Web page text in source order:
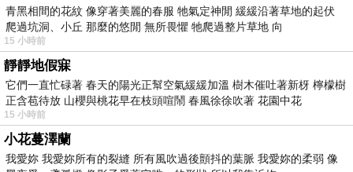
青黑相間的花紋 像穿著美麗的春服 牠氣定神閒 緩緩沿著草地的起伏
爬過坑洞、小丘 那麼的悠閒 無所畏懼 牠爬過整片草地 向
15 小時前
靜靜地假寐
它們一直忙碌著 春天的陽光正幫空氣緩緩加溫 樹木催吐著新枒 檸檬樹
正含苞待放 山櫻與桃花早在枝頭喧鬧 春風徐徐吹著 花園中花
15 小時前
小花蔓澤蘭
我愛妳 我愛妳所有的裂縫 所有風吹過後顫抖的葉脈 我愛妳的柔弱 像